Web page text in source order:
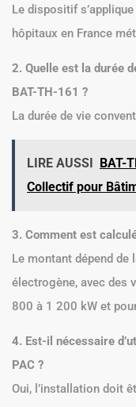
Le dispositif
hôpitaux en France
2. Quelle est la durée
BAT-TH-161 ?
La durée de vie
LIRE AUSSI BAT-
Collectif pour
3. Comment est
Le montant dépend de
électrogène, avec des
800 à 1 200 kW et
4. Est-il nécessaire
PAC ?
Oui, l’installation doit